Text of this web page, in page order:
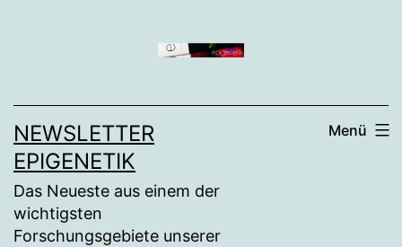
NEWSLETTER
EPIGENETIK
Das Neueste aus einem der
wichtigsten
Forschungsgebiete unserer
Menü